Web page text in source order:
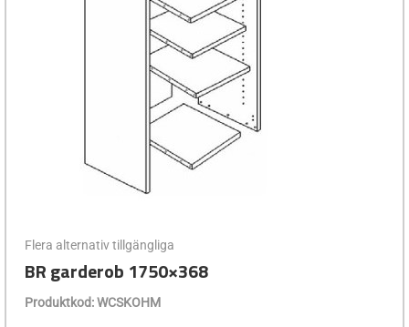
Flera alternativ tillgängliga
BR garderob 1750×368
Produktkod: WCSKOHM